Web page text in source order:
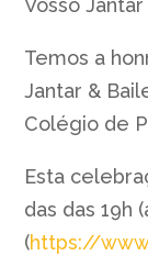
Vosso
Temos a
Jantar &
Colégio de
Esta
das das 19h
(https://